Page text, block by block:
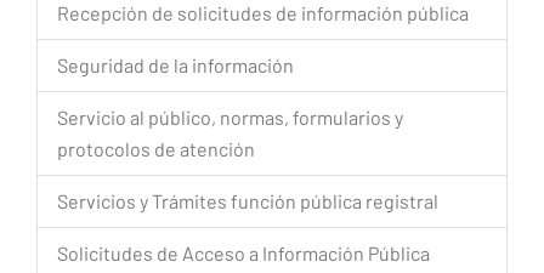
Recepción de solicitudes de información pública
Seguridad de la información
Servicio al público, normas, formularios y
protocolos de atención
Servicios y Trámites función pública registral
Solicitudes de Acceso a Información Pública